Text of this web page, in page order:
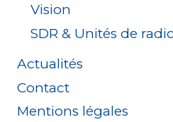
Vision
SDR & Unités de
Actualités
Contact
Mentions légales